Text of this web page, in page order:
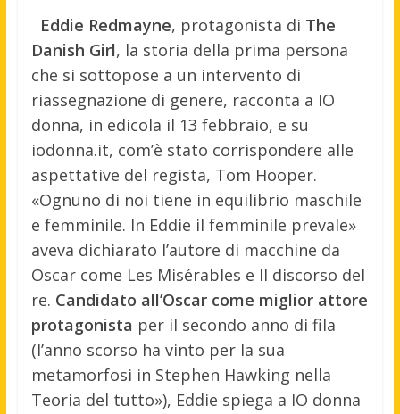
Eddie Redmayne, protagonista di The
Danish Girl, la storia della prima persona
che si sottopose a un intervento di
riassegnazione di genere, racconta a IO
donna, in edicola il 13 febbraio, e su
iodonna.it, com’è stato corrispondere alle
aspettative del regista, Tom Hooper.
«Ognuno di noi tiene in equilibrio maschile
e femminile. In Eddie il femminile prevale»
aveva dichiarato l’autore di macchine da
Oscar come Les Misérables e Il discorso del
re. Candidato all’Oscar come miglior attore
protagonista per il secondo anno di fila
(l’anno scorso ha vinto per la sua
metamorfosi in Stephen Hawking nella
Teoria del tutto»), Eddie spiega a IO donna